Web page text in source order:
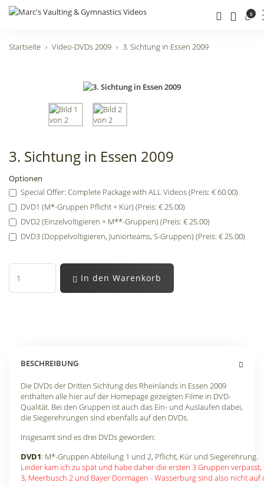
0
Startseite Video-DVDs 2009 3. Sichtung in Essen 2009
3. Sichtung in Essen 2009
Optionen
Special Offer: Complete Package with ALL Videos (Preis: € 60.00)
DVD1 (M*-Gruppen Pflicht + Kür) (Preis: € 25.00)
DVD2 (Einzelvoltigieren + M**-Gruppen) (Preis: € 25.00)
DVD3 (Doppelvoltigieren, Juniorteams, S-Gruppen) (Preis: € 25.00)
In den Warenkorb
BESCHREIBUNG
Die DVDs der Dritten Sichtung des Rheinlands in Essen 2009
enthalten alle hier auf der Homepage gezeigten Filme in DVD-
Qualität. Bei den Gruppen ist auch das Ein- und Auslaufen dabei,
die Siegerehrungen sind ebenfalls auf den DVDs.
Insgesamt sind es drei DVDs geworden:
DVD1: M*-Gruppen Abteilung 1 und 2, Pflicht, Kür und Siegerehrung.
Leider kam ich zu spät und habe daher die ersten 3 Gruppen verpasst,
3, Meerbusch 2 und Bayer Dormagen - Wasserburg sind also nicht auf